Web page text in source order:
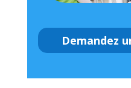
Demandez